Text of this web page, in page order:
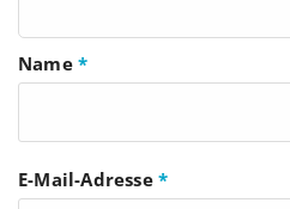
Name *
E-Mail-Adresse *